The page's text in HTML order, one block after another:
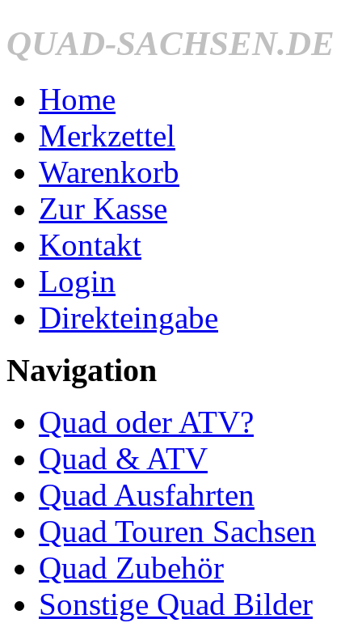
QUAD-SACHSEN.DE
Home
Merkzettel
Warenkorb
Zur Kasse
Kontakt
Login
Direkteingabe
Navigation
Quad oder ATV?
Quad & ATV
Quad Ausfahrten
Quad Touren Sachsen
Quad Zubehör
Sonstige Quad Bilder